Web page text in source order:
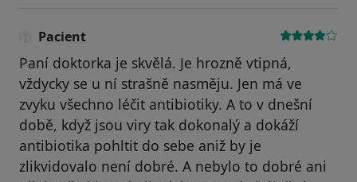
Pacient
Paní doktorka je skvělá. Je hrozně vtipná,
vždycky se u ní strašně nasměju. Jen má ve
zvyku všechno léčit antibiotiky. A to v dnešní
době, když jsou viry tak dokonalý a dokáží
antibiotika pohltit do sebe aniž by je
zlikvidovalo není dobré. A nebylo to dobré ani